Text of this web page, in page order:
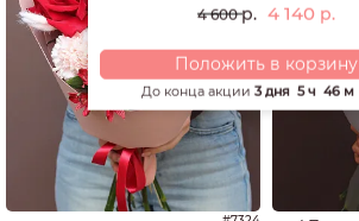
4 600р. 4 140 р.
Положить в корзину
До конца акции 3 дня 5 ч 46 м